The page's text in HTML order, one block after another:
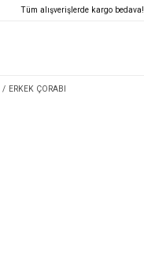
Tüm alışverişlerde kargo bedava!
ERKEK ÇORABI